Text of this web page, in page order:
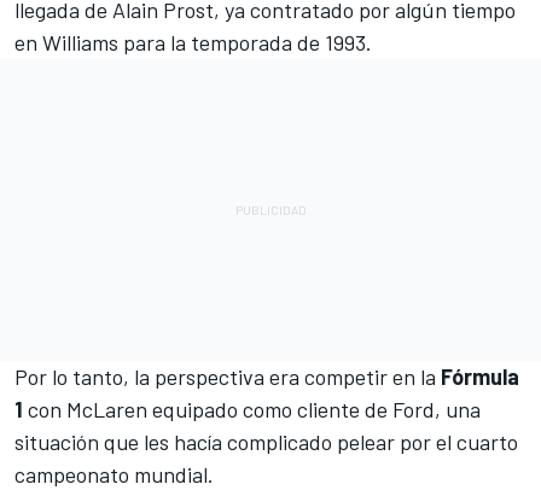
llegada de Alain Prost, ya contratado por algún tiempo
en Williams para la temporada de 1993.
Por lo tanto, la perspectiva era competir en la Fórmula
1 con McLaren equipado como cliente de Ford, una
situación que les hacía complicado pelear por el cuarto
campeonato mundial.